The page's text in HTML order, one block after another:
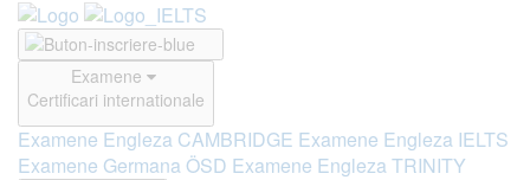
Examene
Certificari internationale
Examene Engleza CAMBRIDGE Examene Engleza IELTS
Examene Germana ÖSD Examene Engleza TRINITY